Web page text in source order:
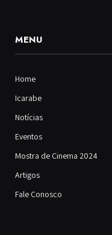
MENU
Home
Icarabe
Notícias
Eventos
Mostra de Cinema 2024
Artigos
Fale Conosco